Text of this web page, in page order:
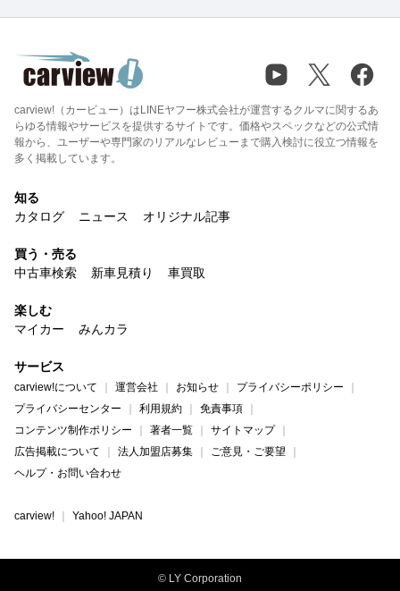
carview!（カービュー）はLINEヤフー株式会社が運営するクルマに関するあ
らゆる情報やサービスを提供するサイトです。価格やスペックなどの公式情
報から、ユーザーや専門家のリアルなレビューまで購入検討に役立つ情報を
多く掲載しています。
知る
カタログ
ニュース オリジナル記事
買う・売る
中古車検索
新車見積り 車買取
楽しむ
マイカー
みんカラ
サービス
carview!について 運営会社 お知らせ
プライバシーポリシー
プライバシーセンター
利用規約
免責事項
コンテンツ制作ポリシー
著者一覧
サイトマップ
広告掲載について
法人加盟店募集
ご意見・ご要望
ヘルプ・お問い合わせ
carview! Yahoo! JAPAN
© LY Corporation